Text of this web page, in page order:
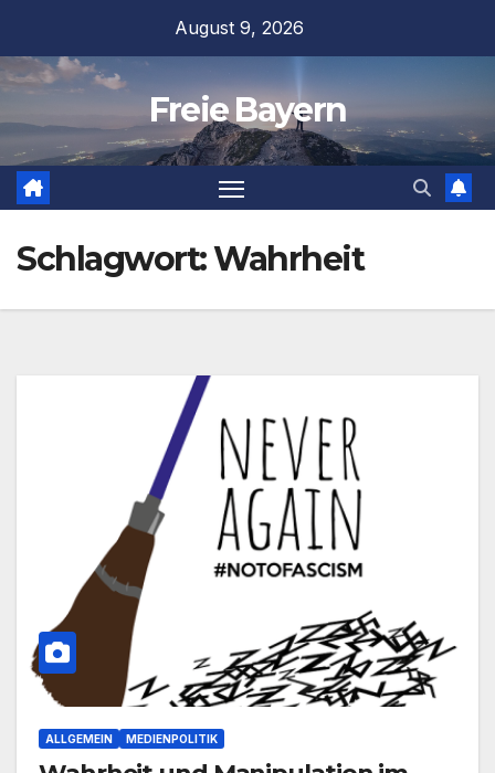
springen
August 9, 2026
Freie Bayern
Schlagwort:Wahrheit
ALLGEMEIN MEDIENPOLITIK